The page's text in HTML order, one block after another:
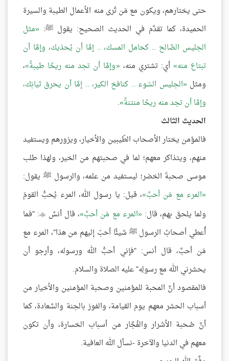
حتى يختارهم، ويكون مع مَن تُرى منه الأعمال الطيبة والسيرة
الحميدة، كما تقدَّم في الحديث الصحيح: يقول ﷺ:
مثل
الجليس الصَّالح .. كحامل المسك، .. إمَّا أن يُحذيك، وإمَّا أن
تبتاع منه أي: تشتري منه، وإمَّا أن تجد منه ريحًا طيبةً ،
ومثل الجليس السّوء .. كنافخ الكير، .. إمَّا أن يحرق ثيابَك،
وإمَّا أن تجد منه ريحًا منتنةً .
الحديث الثالث
فالمؤمن يختار الأصحاب الطّيبين والأخيار، ويزورهم ويستفيد
منهم، ويتذاكر معهم؛ لما في صحبتهم من الخير، ولهذا طلب
موسى صحبةَ الخضر؛ ليستفيد من علمه، والرسول ﷺ يقول:
المرء مع مَن أحبَّ ، قيل: يا رسول الله، المرء يُحبُّ القومَ
ولما يلحق بهم، قال: المرء مع مَن أحبَّ ، قال أنسٌ : "فما
أُعطي أصحابُ الرسول ﷺ شيئًا أحبّ إليهم من هذا"، المرء مع
مَن أحبَّ، قال أنس: "فإني أحبُّ الله ورسوله، وأرجو أن
يحشرني الله مع رسولِه" عليه الصلاة والسلام.
فالمقصود أنَّ المحبة للمؤمنين وصحبة المؤمنين والأخيار من
أسباب الحشر معهم يوم القيامة، والفوز بالجنة والسَّعادة، كما
أنَّ صُحبة الأشرار والفُجَّار من أسباب الخسارة، وأن تكون
معهم في الدنيا والآخرة -نسأل الله العافية.